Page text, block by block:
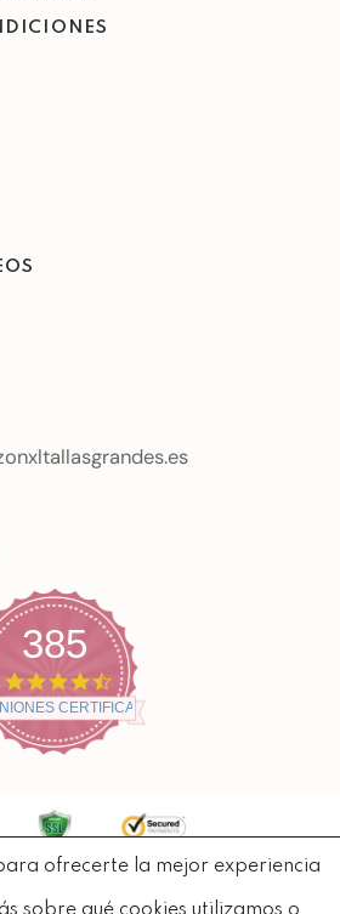
385
4
.
7
a
t
n
CERTIFICADAS
Todos losderechos reservados.
ofrecerte la mejor experiencia